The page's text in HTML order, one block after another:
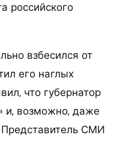
российского
взбесился от
его наглых
что губернатор
и, возможно, даже
Представитель СМИ